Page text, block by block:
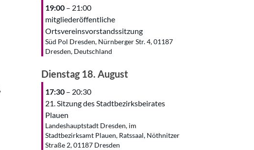
19:00 – 21:00
mitgliederöffentliche
Ortsvereinsvorstandssitzung
Süd Pol Dresden, Nürnberger Str. 4, 01187
Dresden, Deutschland
Dienstag 18. August
17:30 – 20:30
21. Sitzung des Stadtbezirksbeirates
Plauen
Landeshauptstadt Dresden, im
Stadtbezirksamt Plauen, Ratssaal, Nöthnitzer
Straße 2, 01187 Dresden